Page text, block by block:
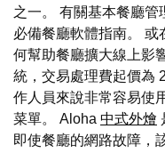
之一。 有關基本餐廳管
必備餐廳軟體指南。
何幫助餐廳擴大線上影
統，交易處理費起價為
作人員來說非常容易使
菜單。 Aloha 中式外燴
即使餐廳的網路故障，